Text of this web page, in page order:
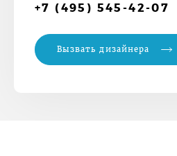
+7 (495) 545-42-07
Вызвать дизайнера